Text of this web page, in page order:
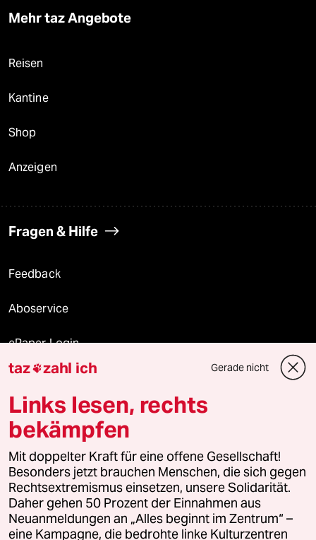
Mehr taz Angebote
Reisen
Kantine
Shop
Anzeigen
Fragen & Hilfe
Feedback
Aboservice
ePaper Login
Downloads für Abonnierende
© 2026 taz Verlags und Vertriebs GmbH
Alle Rechte vorbehalten. Bei rechtlichen Fragen oder für Genehmigungen
wenden Sie sich bitte an
lizenzen@taz.de
Feedback Redaktionsstatut Kommune-Richtlinien
taz zahl ich Gerade nicht
Links lesen, rechts
bekämpfen
Mit doppelter Kraft für eine offene Gesellschaft!
Besonders jetzt brauchen Menschen, die sich gegen
Rechtsextremismus einsetzen, unsere Solidarität.
Daher gehen 50 Prozent der Einnahmen aus
Neuanmeldungen an „Alles beginnt im Zentrum“ –
eine Kampagne, die bedrohte linke Kulturzentren